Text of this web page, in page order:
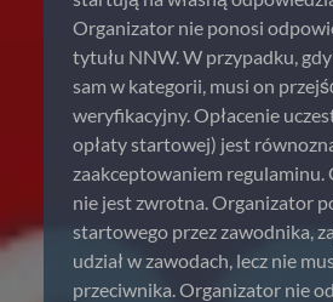
Organizator nie ponosi
tytułu NNW. W przypadku,
sam w kategorii, musi on
weryfikacyjny. Opłacenie
opłaty startowej) jest
zaakceptowaniem regulaminu.
nie jest zwrotna. Organizator
startowego przez zawodnika,
udział w zawodach, lecz nie
przeciwnika. Organizator nie